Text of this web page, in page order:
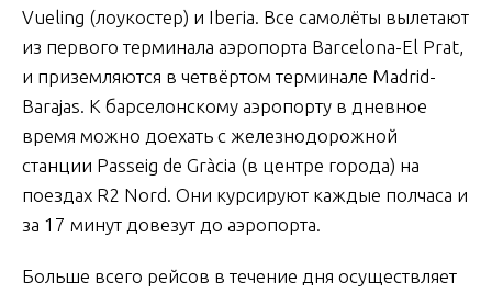
Vueling (лоукостер) и Iberia. Все самолёты вылетают
из первого терминала аэропорта Barcelona-El Prat,
и приземляются в четвёртом терминале Madrid-
Barajas. К барселонскому аэропорту в дневное
время можно доехать с железнодорожной
станции Passeig de Gràcia (в центре города) на
поездах R2 Nord. Они курсируют каждые полчаса и
за 17 минут довезут до аэропорта.
Больше всего рейсов в течение дня осуществляет